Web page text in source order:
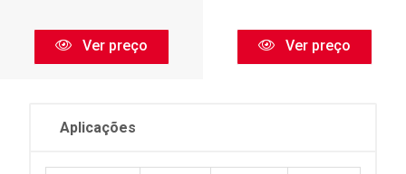
Ver preço Ver preço
Aplicações